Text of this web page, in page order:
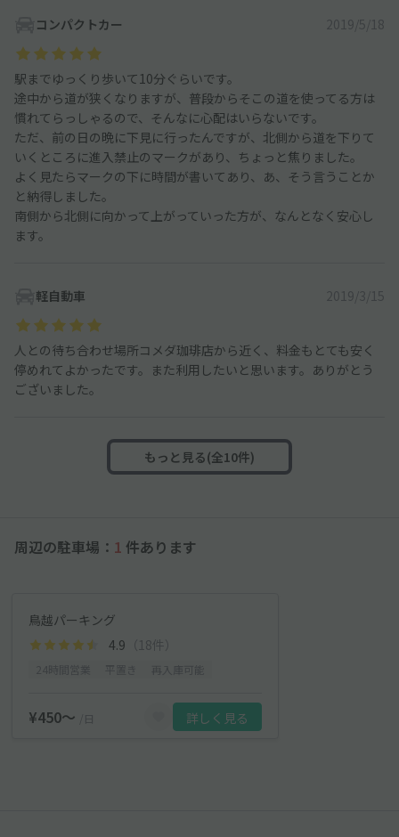
コンパクトカー 2019/5/18
駅までゆっくり歩いて10分ぐらいです。
途中から道が狭くなりますが、普段からそこの道を使ってる方は
慣れてらっしゃるので、そんなに心配はいらないです。
ただ、前の日の晩に下見に行ったんですが、北側から道を下りて
いくところに進入禁止のマークがあり、ちょっと焦りました。
よく見たらマークの下に時間が書いてあり、あ、そう言うことか
と納得しました。
南側から北側に向かって上がっていった方が、なんとなく安心し
ます。
軽自動車 2019/3/15
人との待ち合わせ場所コメダ珈琲店から近く、料金もとても安く
停めれてよかったです。また利用したいと思います。ありがとう
ございました。
もっと見る(全10件)
周辺の駐車場： 1 件あります
鳥越パーキング
4.9 （18件）
¥450〜 /日 詳しく見る